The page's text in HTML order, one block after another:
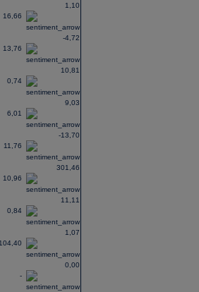
16,66
1,10
13,76
-4,72
0,74
10,81
6,01
9,03
11,76
-13,70
10,96
301,46
0,84
11,11
104,40
1,07
-
0,00